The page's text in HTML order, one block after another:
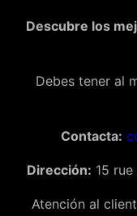
Descubre los
Debes tener al
Contacta:
Dirección: 15
Atención al